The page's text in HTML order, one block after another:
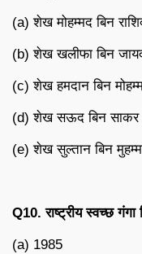
(a) शेख मोहम्मद बिन
(b) शेख खलीफा बिन
(c) शेख हमदान बिन
(d) शेख सऊद बिन साकर
(e) शेख सुल्तान बिन
Q10.राष्ट्रीय स्वच्छ
(a) 1985